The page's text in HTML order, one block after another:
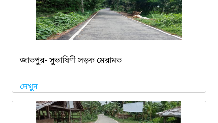
জাতপুর- সুভাষিণী সড়ক মেরামত
দেখুন